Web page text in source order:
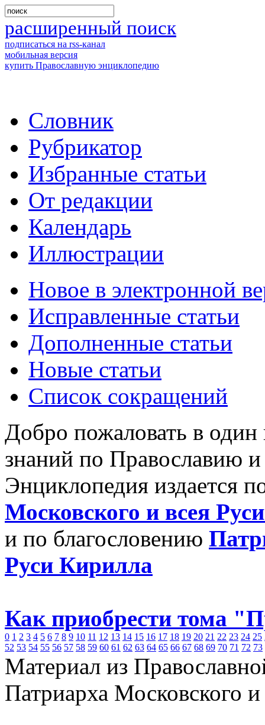
расширенный поиск
подписаться на rss-канал
мобильная версия
купить Православную энциклопедию
Словник
Рубрикатор
Избранные статьи
От редакции
Календарь
Иллюстрации
Новое в электронной
Исправленные статьи
Дополненные статьи
Новые статьи
Список сокращений
Добро пожаловать в
знаний по Православию
Энциклопедия издается
Московского и всея
и по благословению
Руси Кирилла
Как приобрести тома
0 1 2 3 4 5 6 7 8 9 10 11 12 13 14 15 16 17 18 19 20 21 22 23 24 25
52 53 54 55 56 57 58 59 60 61 62 63 64 65 66 67 68 69 70 71 72 73
Материал из
Патриарха Московского